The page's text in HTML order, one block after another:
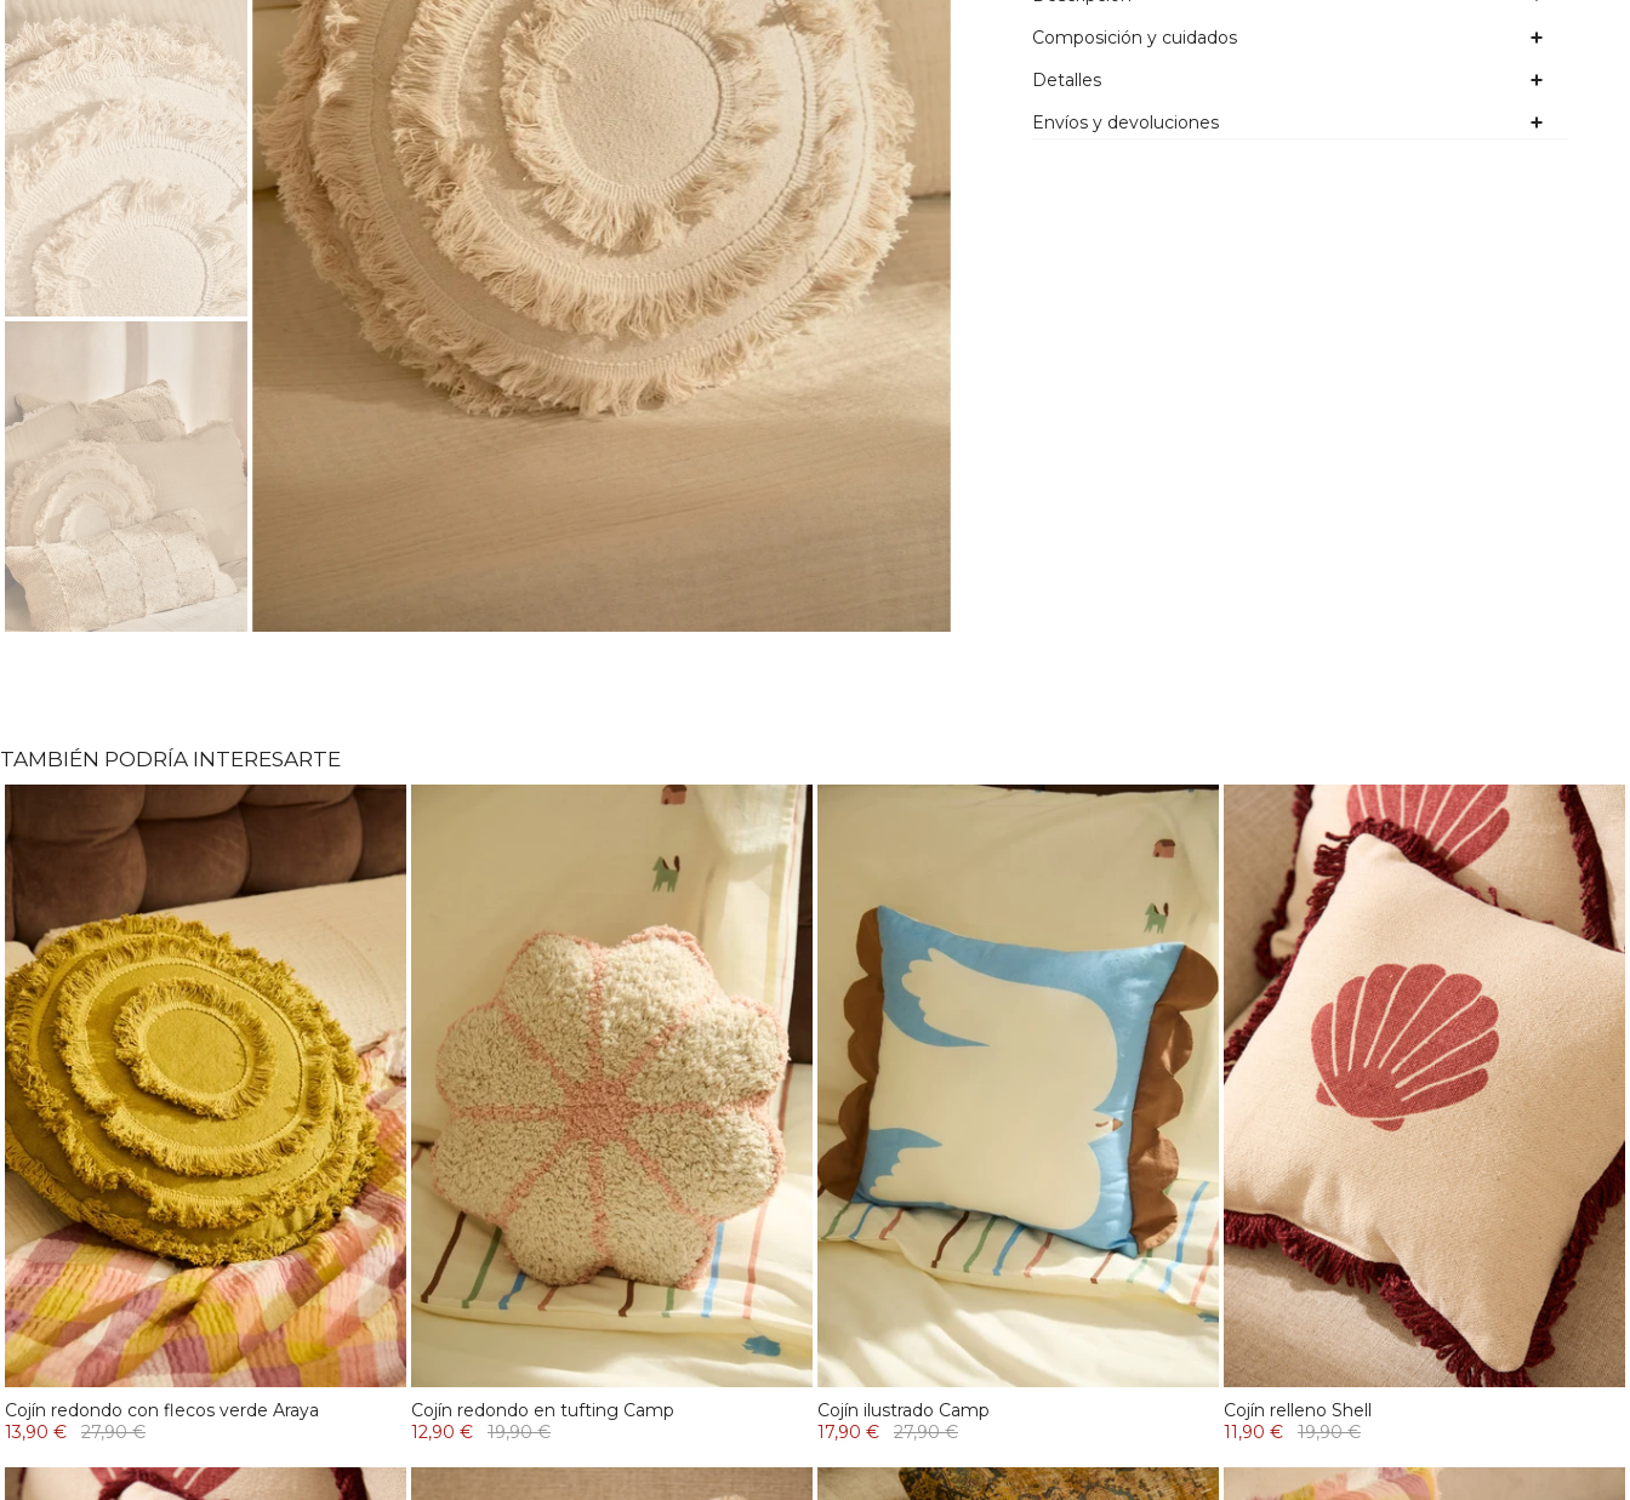
Composición y cuidados
Detalles
Envíos y devoluciones
TAMBIÉN PODRÍA INTERESARTE
Cojín redondo con flecos verde Araya
13,90 €
27,90 €
Cojín redondo en tufting Camp
12,90 €
19,90 €
Cojín ilustrado Camp
17,90 €
27,90 €
Cojín relleno Shell
11,90 €
19,90 €